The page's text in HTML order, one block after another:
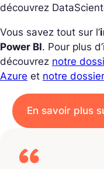
découvrez
Vous savez tout sur l’
Power BI. Pour plus
découvrez notre
Azure et notre
En savoir plus